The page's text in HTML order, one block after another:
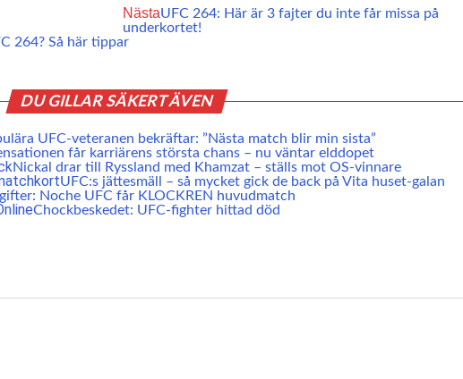
NästaUFC 264: Här är 3 fajter du inte får missa på
underkortet!
264? Så här tippar
DU GILLAR SÄKERT ÄVEN
UFC-veteranen bekräftar: ”Nästa match blir min sista”
får karriärens största chans – nu väntar elddopet
Nickal drar till Ryssland med Khamzat – ställs mot OS-vinnare
UFC:s jättesmäll – så mycket gick de back på Vita huset-galan
Noche UFC får KLOCKREN huvudmatch
Chockbeskedet: UFC-fighter hittad död